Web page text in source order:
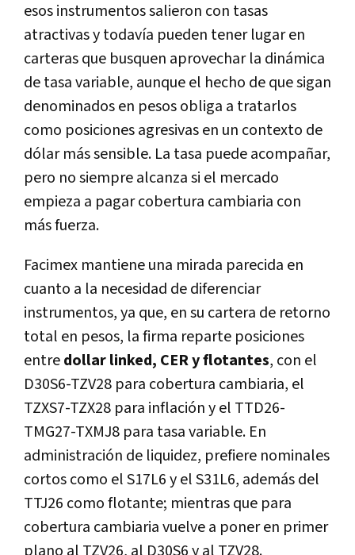
esos instrumentos salieron con tasas
atractivas y todavía pueden tener lugar en
carteras que busquen aprovechar la dinámica
de tasa variable, aunque el hecho de que sigan
denominados en pesos obliga a tratarlos
como posiciones agresivas en un contexto de
dólar más sensible. La tasa puede acompañar,
pero no siempre alcanza si el mercado
empieza a pagar cobertura cambiaria con
más fuerza.
Facimex mantiene una mirada parecida en
cuanto a la necesidad de diferenciar
instrumentos, ya que, en su cartera de retorno
total en pesos, la firma reparte posiciones
entredollar linked, CER y flotantes, con el
D30S6-TZV28 para cobertura cambiaria, el
TZXS7-TZX28 para inflación y el TTD26-
TMG27-TXMJ8 para tasa variable. En
administración de liquidez, prefiere nominales
cortos como el S17L6 y el S31L6, además del
TTJ26 como flotante; mientras que para
cobertura cambiaria vuelve a poner en primer